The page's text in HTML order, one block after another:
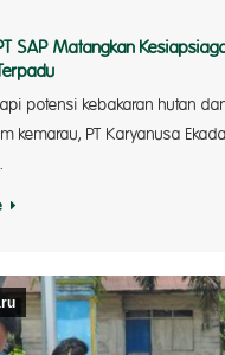
SAP Matangkan
potensi kebakaran hutan
kemarau, PT Karyanusa